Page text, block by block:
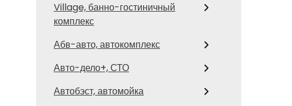
Village, банно-гостиничный
комплекс
Абв-авто, автокомплекс
Авто-дело+, СТО
Автобэст, автомойка